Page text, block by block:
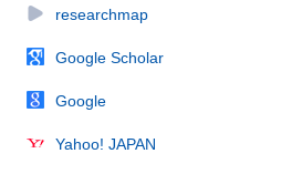
researchmap
Google Scholar
Google
Yahoo! JAPAN